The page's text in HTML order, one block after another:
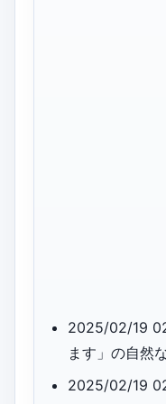
2025/02/19
ます」の自然
2025/02/19